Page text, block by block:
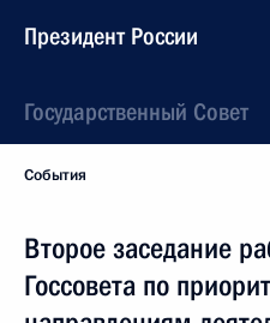
Президент России
Государственный Совет
События
Второе заседание
Госсовета по